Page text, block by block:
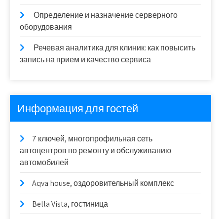
Определение и назначение серверного
оборудования
Речевая аналитика для клиник: как повысить
запись на прием и качество сервиса
Информация для гостей
7 ключей, многопрофильная сеть
автоцентров по ремонту и обслуживанию
автомобилей
Aqva house, оздоровительный комплекс
Bella Vista, гостиница